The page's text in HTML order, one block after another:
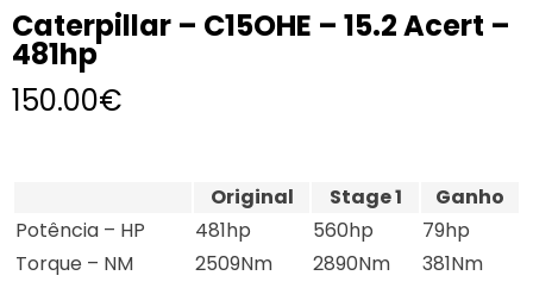
Caterpillar – C15OHE – 15.2 Acert –
481hp
150.00€
Original Stage 1
Ganho
Potência – HP
481hp 560hp
79hp
Torque – NM
2509Nm 2890Nm 381Nm